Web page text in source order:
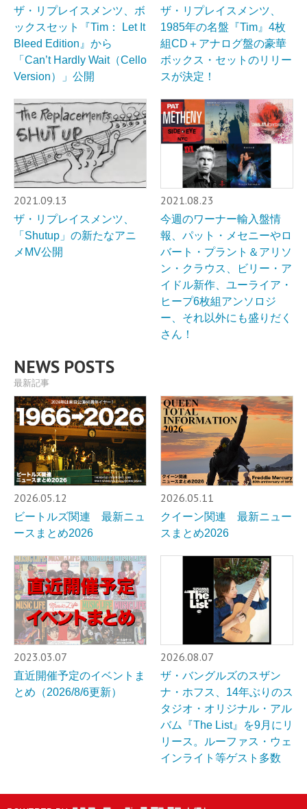
ザ・リプレイスメンツ、ボ
ックスセット『Tim： Let It
Bleed Edition』から
「Can’t Hardly Wait（Cello
Version）」公開
ザ・リプレイスメンツ、
1985年の名盤『Tim』4枚
組CD＋アナログ盤の豪華
ボックス・セットのリリー
スが決定！
2021.09.13
ザ・リプレイスメンツ、
「Shutup」の新たなアニ
メMV公開
2021.08.23
今週のワーナー輸入盤情
報、パット・メセニーやロ
バート・プラント＆アリソ
ン・クラウス、ビリー・ア
イドル新作、ユーライア・
ヒープ6枚組アンソロジ
ー、それ以外にも盛りだく
さん！
NEWS POSTS
最新記事
2026.05.12
ビートルズ関連 最新ニュ
ースまとめ2026
2026.05.11
クイーン関連 最新ニュー
スまとめ2026
2023.03.07
直近開催予定のイベントま
とめ（2026/8/6更新）
2026.08.07
ザ・バングルズのスザン
ナ・ホフス、14年ぶりのス
タジオ・オリジナル・アル
バム『The List』を9月にリ
リース。ルーファス・ウェ
インライト等ゲスト多数